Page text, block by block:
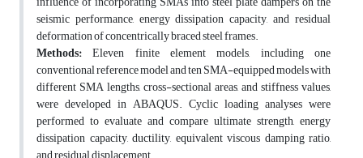
seismic performance, energy dissipation capacity, and residual
deformation of concentrically braced steel frames.
Methods: Eleven finite element models, including one
conventional reference model and ten SMA-equipped models with
different SMA lengths, cross-sectional areas, and stiffness values,
were developed in ABAQUS. Cyclic loading analyses were
performed to evaluate and compare ultimate strength, energy
dissipation capacity, ductility, equivalent viscous damping ratio,